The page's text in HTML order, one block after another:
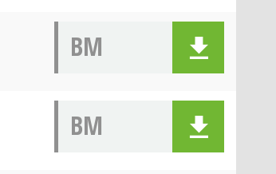
BM
BM